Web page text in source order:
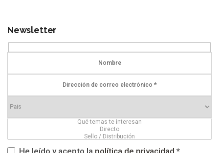
Newsletter
He leído y acepto la política de privacidad *